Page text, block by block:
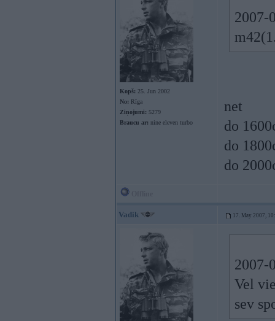
Kopš: 25. Jun 2002
No: Rīga
Ziņojumi: 5279
Braucu ar: nine eleven turbo
2007-
net
do
do
do
Vadik 17. May 2007,
2007-
Vel
sev